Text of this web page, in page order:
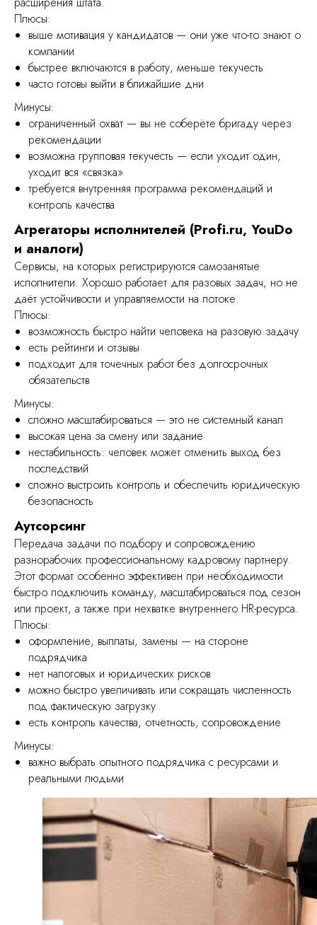
Плюсы:
выше мотивация у кандидатов — они уже что-то знают о
компании
быстрее включаются в работу, меньше текучесть
часто готовы выйти в ближайшие дни
Минусы:
ограниченный охват — вы не соберёте бригаду через
рекомендации
возможна групповая текучесть — если уходит один,
уходит вся «связка»
требуется внутренняя программа рекомендаций и
контроль качества
Агрегаторы исполнителей (Profi.ru, YouDo
и аналоги)
Сервисы, на которых регистрируются самозанятые
исполнители. Хорошо работает для разовых задач, но не
даёт устойчивости и управляемости на потоке.
Плюсы:
возможность быстро найти человека на разовую задачу
есть рейтинги и отзывы
подходит для точечных работ без долгосрочных
обязательств
Минусы:
сложно масштабироваться — это не системный канал
высокая цена за смену или задание
нестабильность: человек может отменить выход без
последствий
сложно выстроить контроль и обеспечить юридическую
безопасность
Аутсорсинг
Передача задачи по подбору и сопровождению
разнорабочих профессиональному кадровому партнеру.
Этот формат особенно эффективен при необходимости
быстро подключить команду, масштабироваться под сезон
или проект, а также при нехватке внутреннего HR-ресурса.
Плюсы:
оформление, выплаты, замены — на стороне
подрядчика
нет налоговых и юридических рисков
можно быстро увеличивать или сокращать численность
под фактическую загрузку
есть контроль качества, отчётность, сопровождение
Минусы:
важно выбрать опытного подрядчика с ресурсами и
реальными людьми
легко масштабировать под
низкая текучка
на инфраструктуре